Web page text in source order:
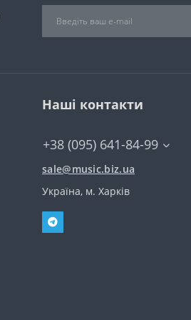
Наші контакти
+38 (095) 641-84-99
sale@music.biz.ua
Україна, м. Харків